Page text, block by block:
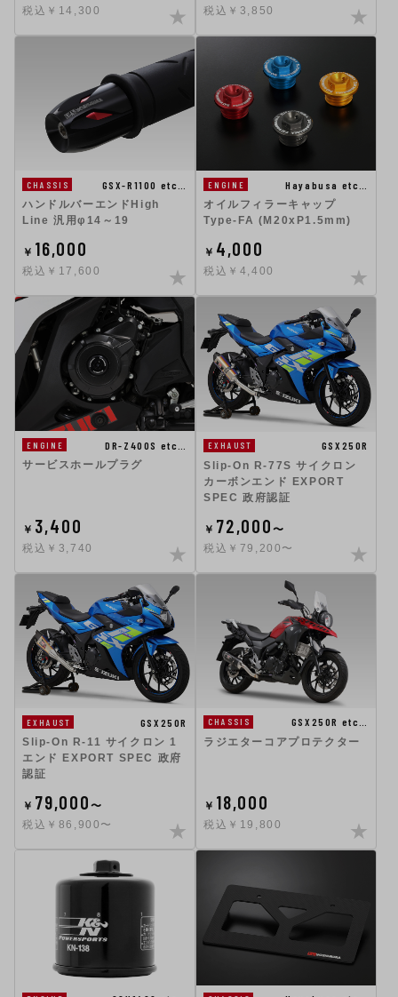
税込￥14,300 税込￥3,850
CHASSIS
GSX-R1100 etc…
ハンドルバーエンドHigh
Line 汎用φ14～19
￥ 16,000
税込￥17,600
ENGINE
Hayabusa etc…
オイルフィラーキャップ
Type-FA (M20xP1.5mm)
￥ 4,000
税込￥4,400
ENGINE
DR-Z400S etc…
サービスホールプラグ
￥ 3,400
税込￥3,740
EXHAUST
GSX250R
Slip-On R-77S サイクロン
カーボンエンド EXPORT
SPEC 政府認証
￥ 72,000〜
税込￥79,200〜
EXHAUST
GSX250R
Slip-On R-11 サイクロン 1
エンド EXPORT SPEC 政府
認証
￥ 79,000〜
税込￥86,900〜
CHASSIS
GSX250R etc…
ラジエターコアプロテクター
￥ 18,000
税込￥19,800